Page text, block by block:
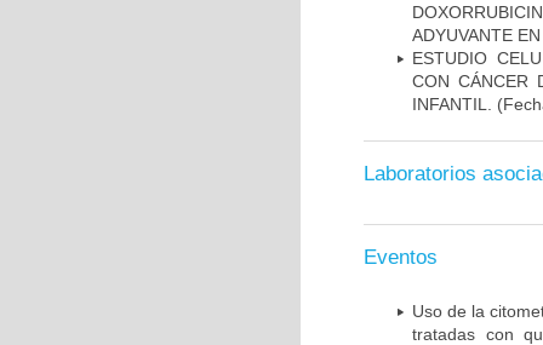
ADYUVANTE
ESTUDIO
CON CÁNCER
INFANTIL.
Laboratorios
Eventos
Uso de la
tratadas con